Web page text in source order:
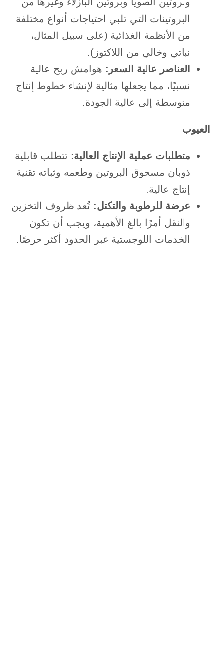
البروتينات التي تلبي احتياجات أنواع مختلفة
من الأنظمة الغذائية (على سبيل المثال،
نباتي وخالي من اللاكتوز).
العناصر عالية السعر: هوامش ربح عالية
نسبيًا، مما يجعلها مثالية لإنشاء خطوط إنتاج
متوسطة إلى عالية الجودة.
العيوب
متطلبات عملية الإنتاج العالية: تتطلب قابلية
ذوبان مسحوق البروتين وطعمه وثباته تقنية
إنتاج عالية.
عرضة للرطوبة والتكتل:تُعد ظروف التخزين
والنقل أمرًا بالغ الأهمية، ويجب أن تكون
الخدمات اللوجستية عبر الحدود أكثر حرصًا.